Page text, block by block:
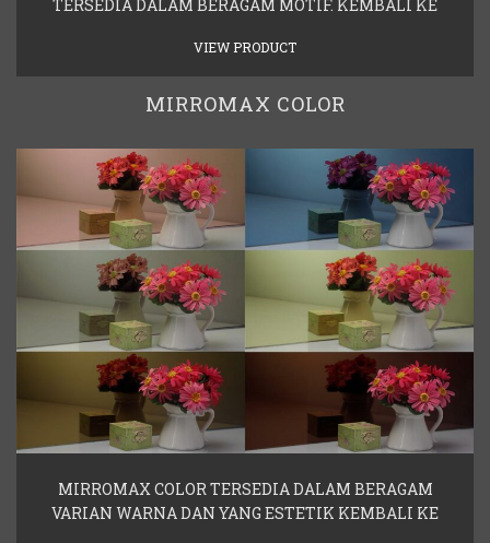
TERSEDIA DALAM BERAGAM MOTIF. KEMBALI KE
VIEW PRODUCT
MIRROMAX COLOR
MIRROMAX COLOR TERSEDIA DALAM BERAGAM
VARIAN WARNA DAN YANG ESTETIK KEMBALI KE